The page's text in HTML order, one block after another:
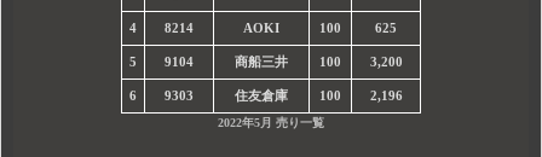
4 8214 AOKI 100 625
5 9104 商船三井 100 3,200
6 9303 住友倉庫 100 2,196
2022年5月 売り一覧